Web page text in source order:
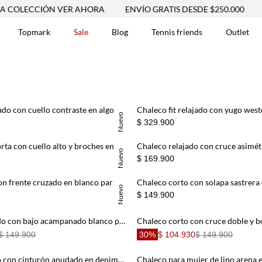
VER AHORA ENVÍO GRATIS DESDE $250.000
Topmark Sale Blog Tennis friends Outlet
Nuevo
Chaleco fit relajado con cuello contraste en algodón marrón para mujer
$ 329.900
Nuevo
Capa oversize corta con cuello alto y broches en algodón beige para mujer
$ 169.900
Nuevo
Chaleco corto con frente cruzado en blanco para mujer
$ 149.900
Chaleco entallado con bajo acampanado blanco para mujer
149.900 30% $ 104.930$ 149.900
Chaleco holgado con cinturón anudado en denim para mujer